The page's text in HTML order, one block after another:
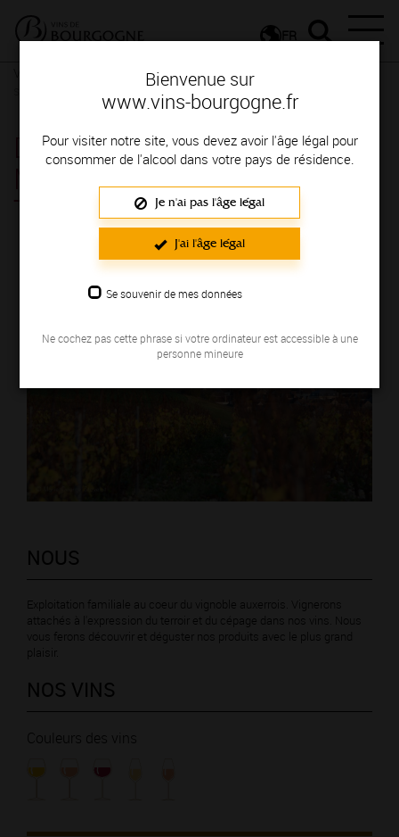
Bienvenue sur
www.vins-bourgogne.fr
Pour visiter notre site, vous devez avoir l'âge légal pour
consommer de l'alcool dans votre pays de résidence.
Je n'ai pas l'âge légal
J'ai l'âge légal
Se souvenir de mes données
Ne cochez pas cette phrase si votre ordinateur est accessible à une
personne mineure
FR
Femmes et hommes passionnés
DOMAINE GIRAUDON
MARCEL, AURÉLIE ET
THIBAUT
Région de production : AUXERROIS
NOUS
Exploitation familiale au coeur du vignoble auxerrois. Vignerons
attachés à l'expression du terroir et du cépage dans nos vins. Nous
vous ferons découvrir et déguster nos produits avec le plus grand
plaisir.
NOS VINS
Couleurs des vins